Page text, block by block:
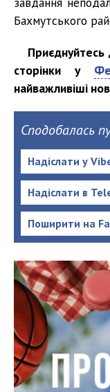
Бахмутського
сторінки у
найважливіші
Сподобалась
Надіслати у
Надіслати в
Поширити на